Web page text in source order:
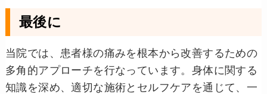
最後に
当院では、患者様の痛みを根本から改善するための
多角的アプローチを行なっています。身体に関する
知識を深め、適切な施術とセルフケアを通じて、一